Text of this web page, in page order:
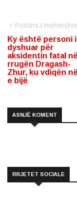
Postimi i
Ky është personi i
dyshuar për
aksidentin fatal në
rrugën Dragash-
Zhur, ku vdiqën
e bijë
ASNJË KOMENT
RRJETET SOCIALE